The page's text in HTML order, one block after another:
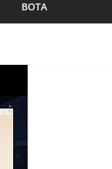
BOTA